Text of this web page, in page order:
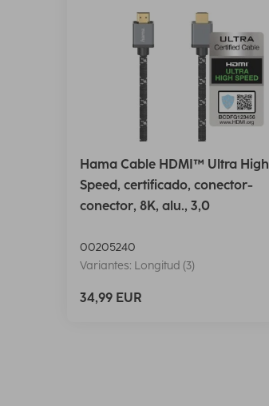
Hama Cable HDMI™ Ultra High
Speed, certificado, conector-
conector, 8K, alu., 3,0
00205240
Variantes: Longitud (3)
34,99 EUR